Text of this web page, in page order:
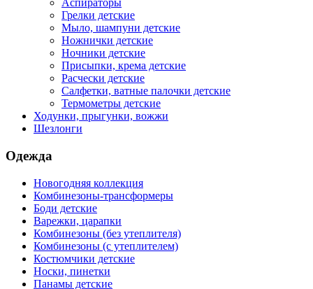
Аспираторы
Грелки детские
Мыло, шампуни детские
Ножнички детские
Ночники детские
Присыпки, крема детские
Расчески детские
Салфетки, ватные палочки детские
Термометры детские
Ходунки, прыгунки, вожжи
Шезлонги
Одежда
Новогодняя коллекция
Комбинезоны-трансформеры
Боди детские
Варежки, царапки
Комбинезоны (без утеплителя)
Комбинезоны (с утеплителем)
Костюмчики детские
Носки, пинетки
Панамы детские